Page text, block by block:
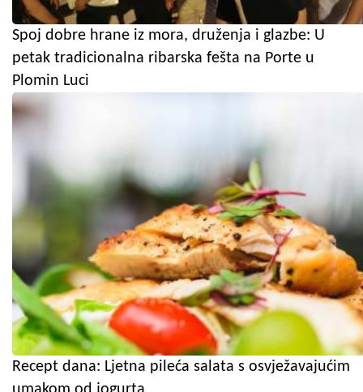
Spoj dobre hrane iz mora, druženja i glazbe: U
petak tradicionalna ribarska fešta na Porte u
Plomin Luci
Recept dana: Ljetna pileća salata s osvježavajućim